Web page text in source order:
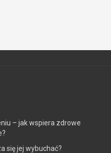
– jak wspiera zdrowe
się jej wybuchać?